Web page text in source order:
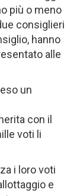
più o meno
consiglieri
hanno
alle
un
con il
voti li
i loro voti
e